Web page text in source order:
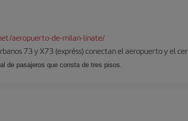
aeropuerto-de-milan-linate/
73 y X73 (expréss) conectan el aeropuerto y el
de pasajeros que consta de tres pisos.